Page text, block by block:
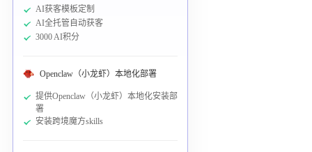
AI获客模板定制
AI全托管自动获客
3000 AI积分
Openclaw（小龙虾）本地化部署
提供Openclaw（小龙虾）本地化安装部
署
安装跨境魔方skills